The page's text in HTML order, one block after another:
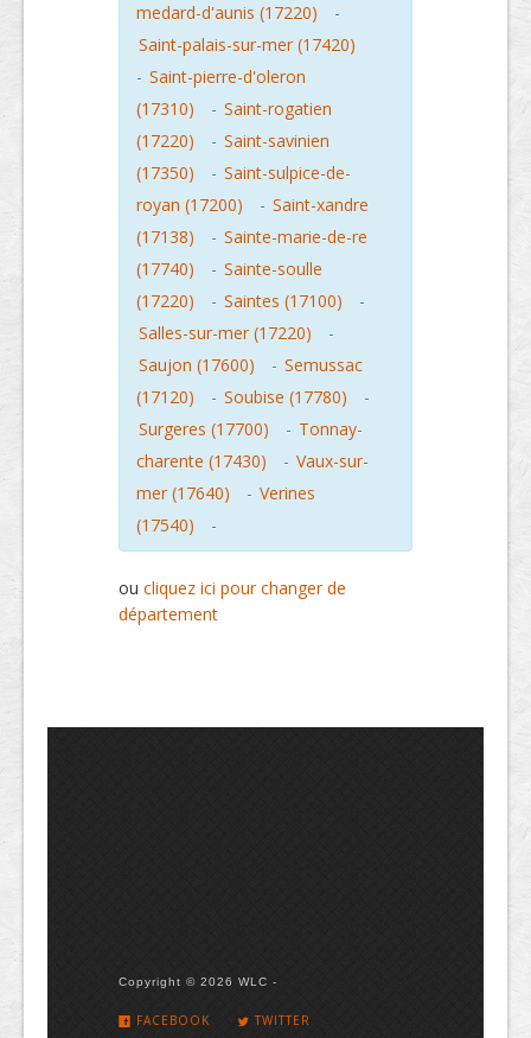
medard-d'aunis (17220)
-
Saint-palais-sur-mer (17420)
- Saint-pierre-d'oleron
(17310)
- Saint-rogatien
(17220)
- Saint-savinien
(17350)
- Saint-sulpice-de-
royan (17200)
- Saint-xandre
(17138)
- Sainte-marie-de-re
(17740)
- Sainte-soulle
(17220)
- Saintes (17100)
-
Salles-sur-mer (17220)
-
Saujon (17600)
- Semussac
(17120)
- Soubise (17780)
-
Surgeres (17700)
- Tonnay-
charente (17430)
- Vaux-sur-
mer (17640)
- Verines
(17540)
-
ou cliquez ici pour changer de
département
Copyright © 2026 WLC -
FACEBOOK TWITTER